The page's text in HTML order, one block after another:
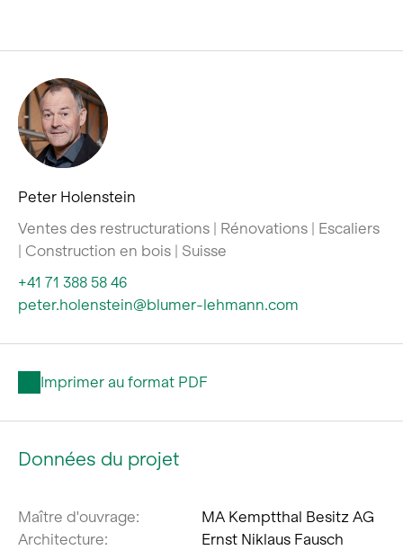
Peter Holenstein
Ventes des restructurations | Rénovations | Escaliers
| Construction en bois | Suisse
+41 71 388 58 46
peter.holenstein@blumer-lehmann.com
Imprimer au format PDF
Données du projet
Maître d'ouvrage:
MA Kemptthal Besitz AG
Architecture:
Ernst Niklaus Fausch